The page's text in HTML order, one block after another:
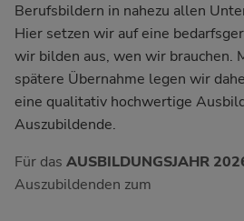
Berufsbildern in nahezu allen
Hier setzen wir auf eine
wir bilden aus, wen wir brauchen.
spätere Übernahme legen wir
eine qualitativ hochwertige
Auszubildende.
Für das AUSBILDUNGSJAHR
Auszubildenden zum